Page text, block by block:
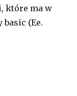
które ma w
(Ee.